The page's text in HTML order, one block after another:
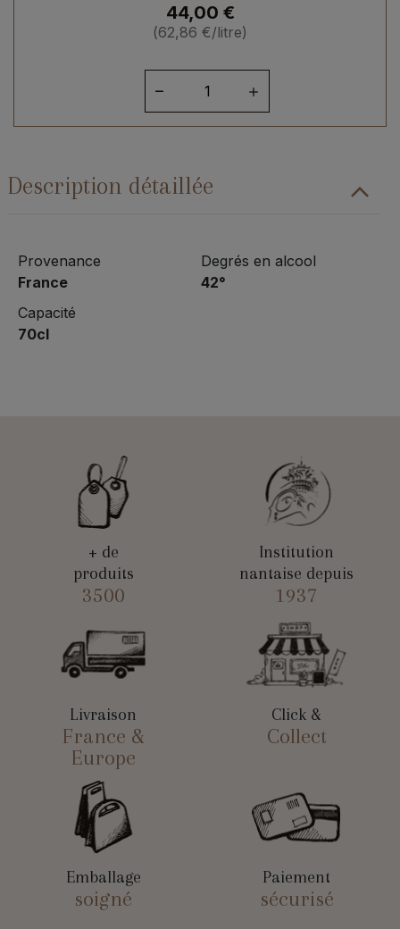
44,00 €
(62,86 €/litre)
Eau-
de
Sarlat
Description détaillée
Provenance
France
Capacité
70cl
Degrés en alcool
42°
+ de
produits
3500
Institution
nantaise depuis
1937
Livraison
France &
Europe
Click &
Collect
Emballage
soigné
Paiement
sécurisé